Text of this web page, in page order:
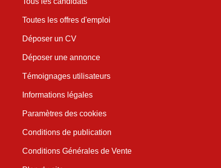
Toutes les offres d'emploi
Déposer un CV
Déposer une annonce
Témoignages utilisateurs
Informations légales
Paramètres des cookies
Conditions de publication
Conditions Générales de Vente